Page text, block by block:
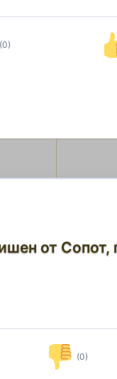
(0)
от
(0)